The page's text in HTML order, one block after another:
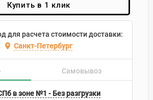
Купить в 1 клик
для расчета стоимости доставки:
Санкт-Петербург
Самовывоз
в зоне №1 - Без разгрузки